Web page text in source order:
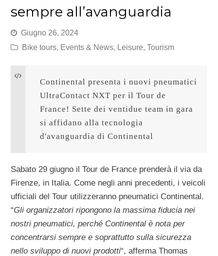
sempre all’avanguardia
Giugno 26, 2024
Bike tours, Events & News, Leisure,Tourism
Continental presenta i nuovi pneumatici
UltraContact NXT per il Tour de
France! Sette dei ventidue team in gara
si affidano alla tecnologia
d'avanguardia di Continental
Sabato 29 giugno il Tour de France prenderà il via da
Firenze, in Italia. Come negli anni precedenti, i veicoli
ufficiali del Tour utilizzeranno pneumatici Continental.
“Gli organizzatori ripongono la massima fiducia nei
nostri pneumatici, perché Continental è nota per
concentrarsi sempre e soprattutto sulla sicurezza
nello sviluppo di nuovi prodotti“, afferma Thomas